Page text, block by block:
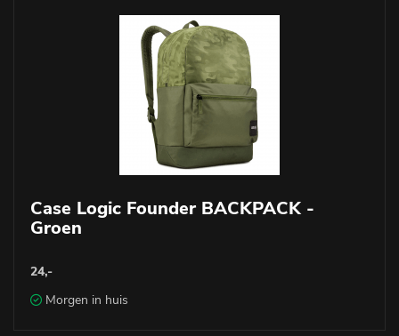
Case Logic Founder BACKPACK -
Groen
24,-
Morgen in huis